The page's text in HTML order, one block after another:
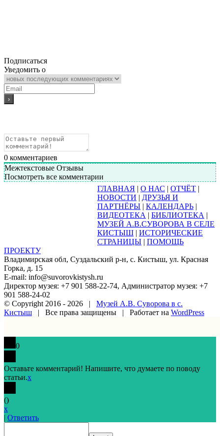
Подписаться
Уведомить о
0 комментариев
Межтекстовые Отзывы
Посмотреть все комментарии
ГЛАВНАЯ | О НАС | ОТЧЁТ |
НОВОСТИ | ДРУЗЬЯ И
ПАРТНЁРЫ | КАЛЕНДАРЬ |
ВИДЕОТЕКА | БИБЛИОТЕКА |
МУЗЕЙ А.В.СУВОРОВА В СЕЛЕ
КИСТЫШ | ИСТОРИЧЕСКИЕ
СТРАНИЦЫ | ПОМОЩЬ
ПРОЕКТУ
Владимирская обл, Суздальский р-н, с. Кистыш, ул. Красная
Горка, д. 15
E-mail: info@suvorovkistysh.ru
Директор музея: +7 901 588-22-74, Администратор музея: +7
901 588-24-02
© Copyright 2016 - 2026 | Музей А.В. Суворова в с.
Кистыш | Все права защищены | Работает на WordPress
0
Оставьте комментарий! Напишите, что думаете по поводу
статьи.x
()
x
| Ответить